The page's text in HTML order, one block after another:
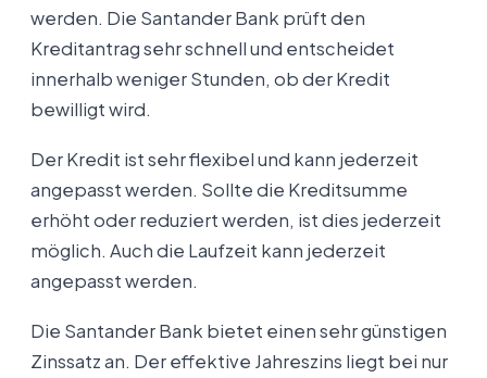
werden. Die Santander Bank prüft den
Kreditantrag sehr schnell und entscheidet
innerhalb weniger Stunden, ob der Kredit
bewilligt wird.
Der Kredit ist sehr flexibel und kann jederzeit
angepasst werden. Sollte die Kreditsumme
erhöht oder reduziert werden, ist dies jederzeit
möglich. Auch die Laufzeit kann jederzeit
angepasst werden.
Die Santander Bank bietet einen sehr günstigen
Zinssatz an. Der effektive Jahreszins liegt bei nur